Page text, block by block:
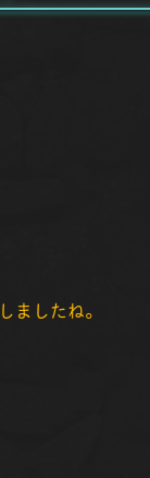
ましたね。